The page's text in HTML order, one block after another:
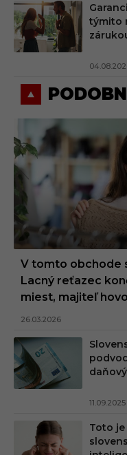
týmito
V tomto obchode
Lacný reťazec
miest, majiteľ
26.03.2026
11.09.2025
Toto